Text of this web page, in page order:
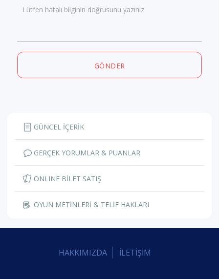
Lütfen hatalı bilginin doğrusunu yazınız
GÖNDER
GÜNCEL İÇERİK
GERÇEK YORUMLAR & PUANLAR
ONLINE BİLET SATIŞ
OYUN METİNLERİ & TELİF HAKLARI
HAKKIMIZDA İLETİŞİM